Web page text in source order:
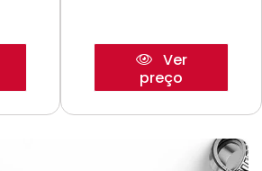
Ver
preço